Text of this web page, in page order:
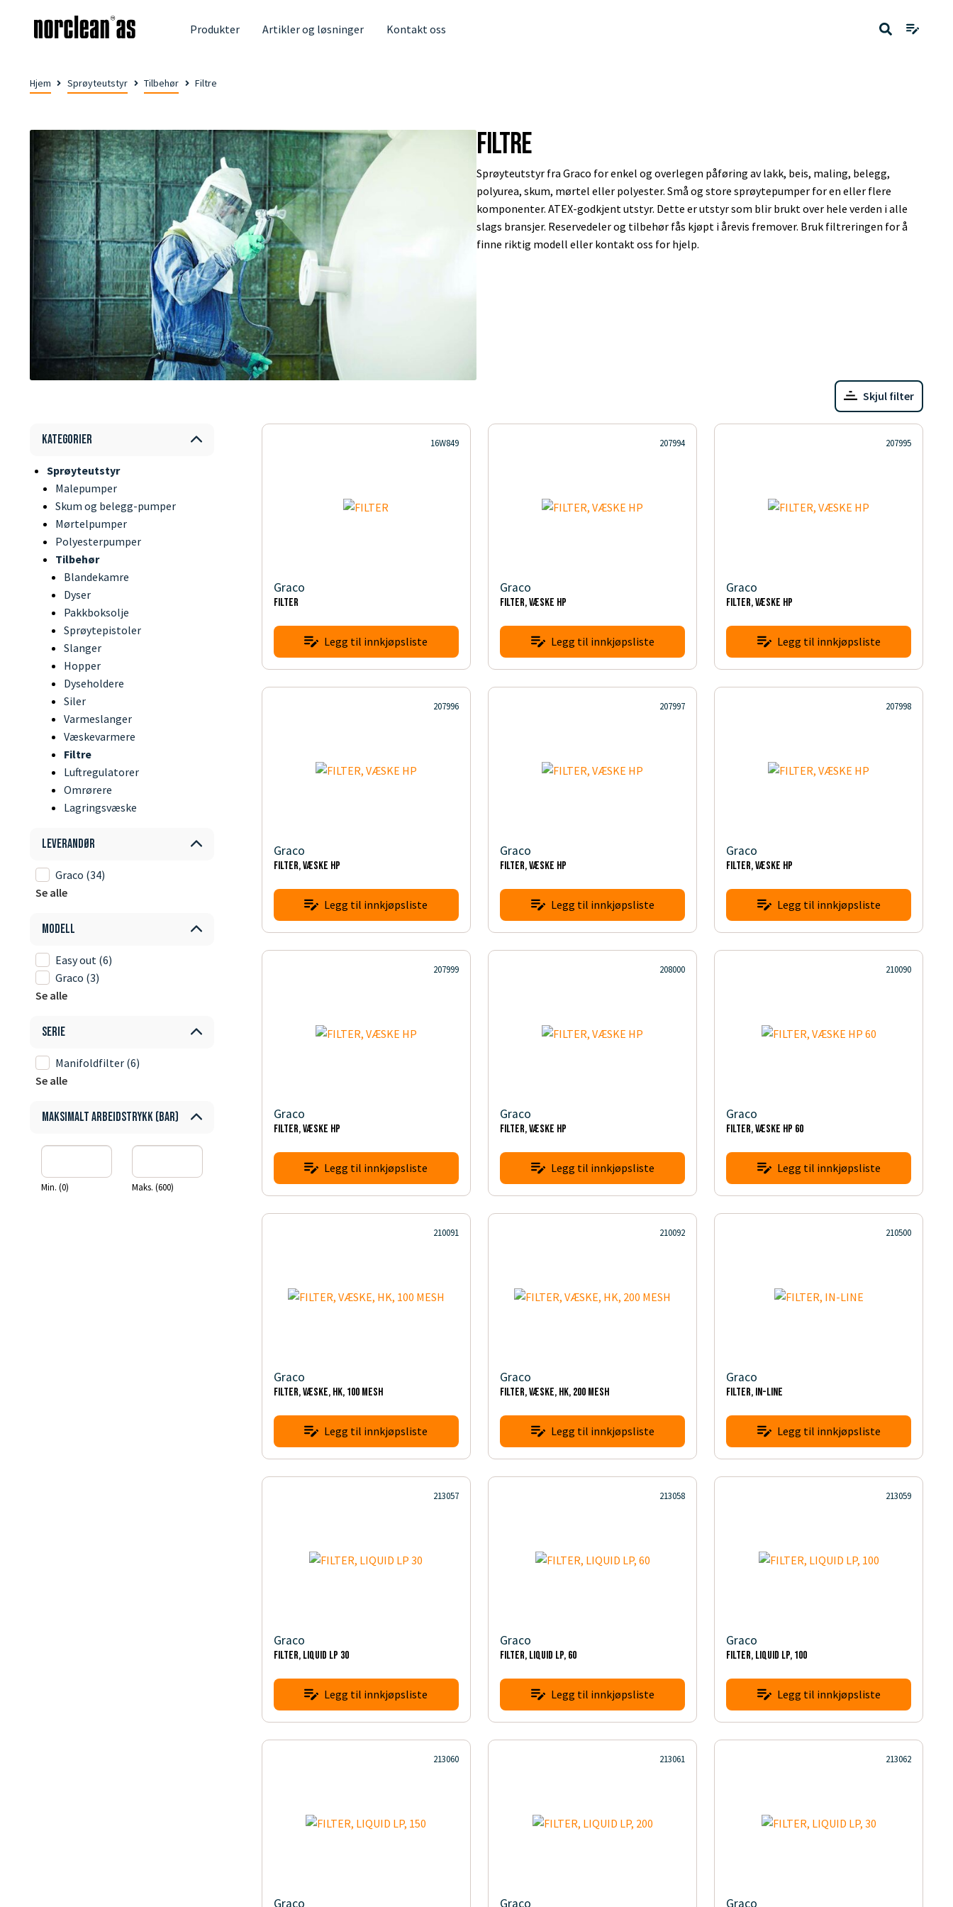
Produkter Artikler og løsninger Kontakt oss
Hjem Sprøyteutstyr Tilbehør Filtre
Filtre
Sprøyteutstyr fra Graco for enkel og overlegen påføring av lakk, beis, maling, belegg,
polyurea, skum, mørtel eller polyester. Små og store sprøytepumper for en eller flere
komponenter. ATEX-godkjent utstyr. Dette er utstyr som blir brukt over hele verden i alle
slags bransjer. Reservedeler og tilbehør fås kjøpt i årevis fremover. Bruk filtreringen for å
finne riktig modell eller kontakt oss for hjelp.
Skjul filter
Kategorier
Sprøyteutstyr
Malepumper
Skum og belegg-pumper
Mørtelpumper
Polyesterpumper
Tilbehør
Blandekamre
Dyser
Pakkboksolje
Sprøytepistoler
Slanger
Hopper
Dyseholdere
Siler
Varmeslanger
Væskevarmere
Filtre
Luftregulatorer
Omrørere
Lagringsvæske
Leverandør
Graco (34)
Se alle
Modell
Easy out (6)
Graco (3)
Se alle
Serie
Manifoldfilter (6)
Se alle
Maksimalt arbeidstrykk (bar)
Min. (0) Maks. (600)
16W849
Graco
FILTER
Legg til innkjøpsliste
207994
Graco
FILTER, VÆSKE HP
Legg til innkjøpsliste
207995
Graco
FILTER, VÆSKE HP
Legg til innkjøpsliste
207996
Graco
FILTER, VÆSKE HP
Legg til innkjøpsliste
207997
Graco
FILTER, VÆSKE HP
Legg til innkjøpsliste
207998
Graco
FILTER, VÆSKE HP
Legg til innkjøpsliste
207999
Graco
FILTER, VÆSKE HP
Legg til innkjøpsliste
208000
Graco
FILTER, VÆSKE HP
Legg til innkjøpsliste
210090
Graco
FILTER, VÆSKE HP 60
Legg til innkjøpsliste
210091
Graco
FILTER, VÆSKE, HK, 100 MESH
Legg til innkjøpsliste
210092
Graco
FILTER, VÆSKE, HK, 200 MESH
Legg til innkjøpsliste
210500
Graco
FILTER, IN-LINE
Legg til innkjøpsliste
213057
Graco
FILTER, LIQUID LP 30
Legg til innkjøpsliste
213058
Graco
FILTER, LIQUID LP, 60
Legg til innkjøpsliste
213059
Graco
FILTER, LIQUID LP, 100
Legg til innkjøpsliste
213060
Graco
213061
Graco
213062
Graco